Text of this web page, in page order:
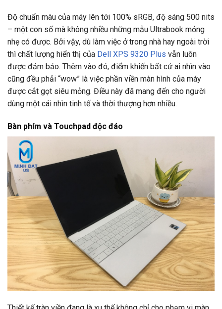
Độ chuẩn màu của máy lên tới 100% sRGB, độ sáng 500 nits
– một con số mà không nhiều những mẫu Ultrabook mỏng
nhẹ có được. Bởi vậy, dù làm việc ở trong nhà hay ngoài trời
thì chất lượng hiển thị của Dell XPS 9320 Plus vẫn luôn
được đảm bảo. Thêm vào đó, điểm khiến bất cứ ai nhìn vào
cũng đều phải “wow” là việc phần viền màn hình của máy
được cắt gọt siêu mỏng. Điều này đã mang đến cho người
dùng một cái nhìn tinh tế và thời thượng hơn nhiều.
Bàn phím và Touchpad độc đáo